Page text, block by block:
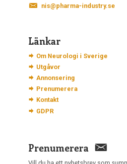
nis@pharma-industry.se
Länkar
Om Neurologi i Sverige
Utgåvor
Annonsering
Prenumerera
Kontakt
GDPR
Prenumerera